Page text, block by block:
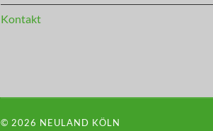
Kontakt
© 2026 NEULAND KÖLN